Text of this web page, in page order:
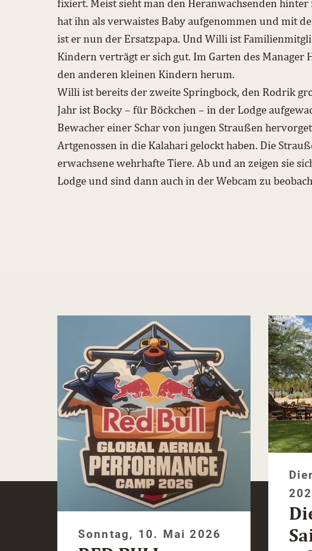
fixiert. Meist sieht man den Heranwachsenden
hat ihn als verwaistes Baby aufgenommen und mit
ist er nun der Ersatzpapa. Und Willi ist
Kindern verträgt er sich gut. Im Garten des Manager
den anderen kleinen Kindern herum.
Willi ist bereits der zweite Springbock, den Rodrik
Jahr ist Bocky – für Böckchen – in der Lodge
Bewacher einer Schar von jungen Straußen
Artgenossen in die Kalahari gelockt haben. Die
erwachsene wehrhafte Tiere. Ab und an zeigen sie
Lodge und sind dann auch in der Webcam zu
Sonntag, 10. Mai 2026